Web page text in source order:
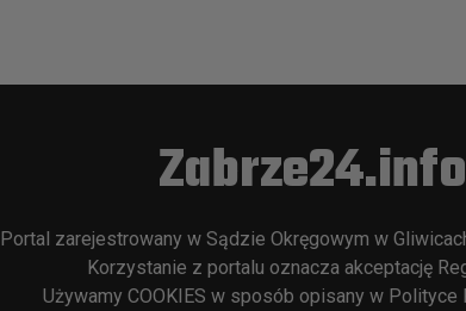
Zabrze24.info
Portal zarejestrowany w Sądzie Okręgowym w
Korzystanie z portalu oznacza akceptację
Używamy COOKIES w sposób opisany w Polityce